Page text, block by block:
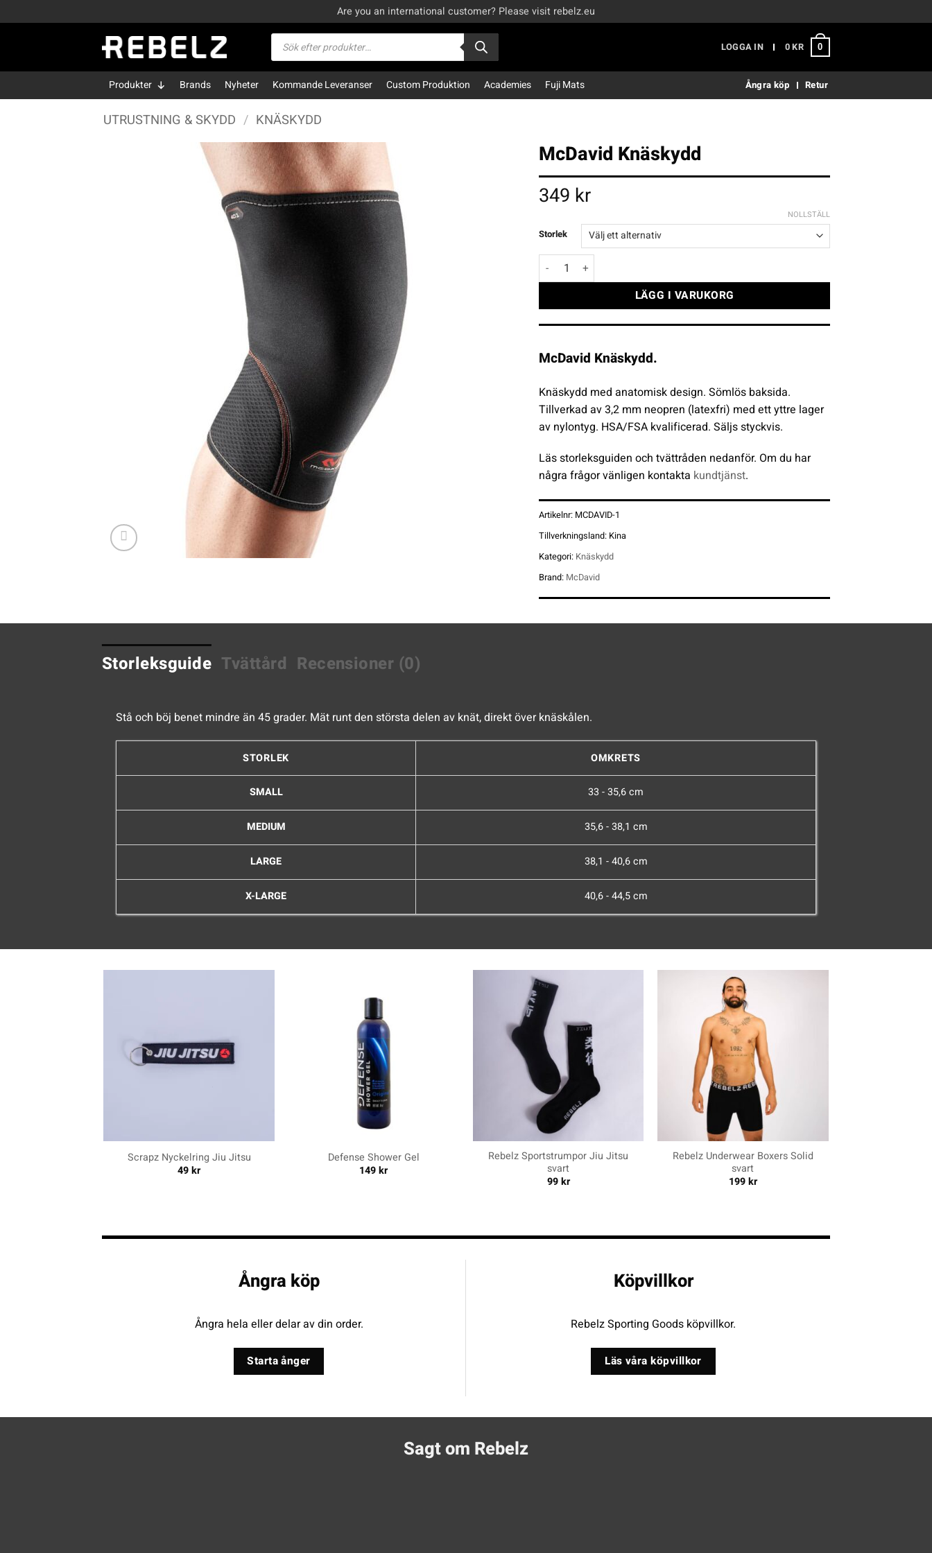
to
Are you an international customer? Please visit rebelz.eu
Produktsökning
LOGGA IN
0KR 0
Produkter Brands Nyheter Kommande Leveranser Custom Produktion Academies Fuji Mats Ångra köp Retur
UTRUSTNING & SKYDD / KNÄSKYDD
McDavid Knäskydd
349 kr
Storlek
NOLLSTÄLL
McDavid Knäskydd mängd
LÄGG I VARUKORG
McDavid Knäskydd.
Knäskydd med anatomisk design. Sömlös baksida.
Tillverkad av 3,2 mm neopren (latexfri) med ett yttre lager
av nylontyg. HSA/FSA kvalificerad. Säljs styckvis.
Läs storleksguiden och tvättråden nedanför. Om du har
några frågor vänligen kontakta kundtjänst.
Artikelnr: MCDAVID-1
Tillverkningsland: Kina
Kategori: Knäskydd
Brand: McDavid
Storleksguide Tvättård Recensioner (0)
Stå och böj benet mindre än 45 grader. Mät runt den största delen av knät, direkt över knäskålen.
STORLEK OMKRETS
SMALL 33 - 35,6 cm
MEDIUM 35,6 - 38,1 cm
LARGE 38,1 - 40,6 cm
X-LARGE 40,6 - 44,5 cm
Scrapz Nyckelring Jiu Jitsu
49kr
Defense Shower Gel
149kr
Rebelz Sportstrumpor Jiu Jitsu
svart
99kr
Rebelz Underwear Boxers Solid
svart
199kr
Ångra köp
Ångra hela eller delar av din order.
Starta ånger
Köpvillkor
Rebelz Sporting Goods köpvillkor.
Läs våra köpvillkor
Sagt om Rebelz